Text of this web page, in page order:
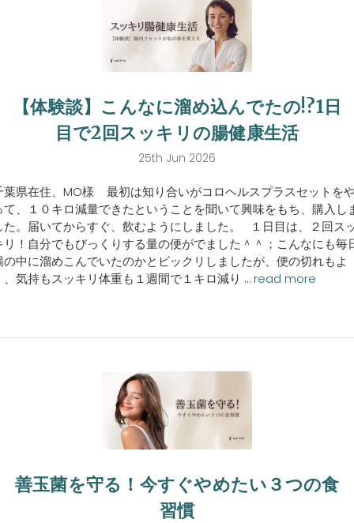
【体験談】こんなに溜め込んでたの!?1日
目で2回スッキリの腸健康生活
25th Jun 2026
葉県在住、MO様 最初は知り合いがコロヘルスプラスセットを
て、１０キロ減量できたということを聞いて興味をもち、購入し
た。届いてからすぐ、飲むようにしました。 １日目は、２回ス
リ！自分でもびっくりする量の便がでました＾＾；こんなにも毎
の中に溜めこんでいたのかとビックリしましたが、便の切れもよ
、気持もスッキリ体重も１週間で１キロ減り …read more
善玉菌を守る！今すぐやめたい３つの食
習慣